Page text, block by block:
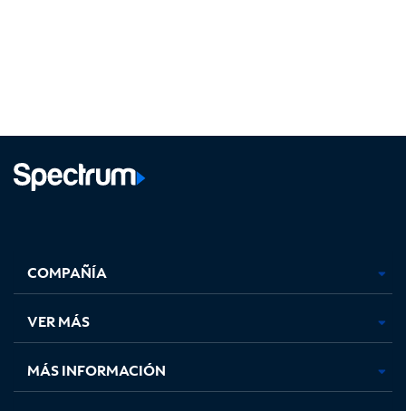
abre
en
pestaña
nueva
abre
en
pestaña
nueva
abre
en
pestaña
nueva
en
nueva
COMPAÑÍA
VER MÁS
MÁS INFORMACIÓN